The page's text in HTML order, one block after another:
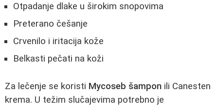
Otpadanje dlake u širokim snopovima
Preterano češanje
Crvenilo i iritacija kože
Belkasti pečati na koži
Za lečenje se koristi Mycoseb šampon ili Canesten
krema. U težim slučajevima potrebno je